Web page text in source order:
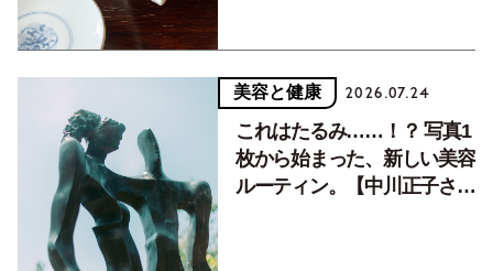
美容と健康 2026.07.24
これはたるみ……！？ 写真1
枚から始まった、新しい美容
ルーティン。【中川正子さん